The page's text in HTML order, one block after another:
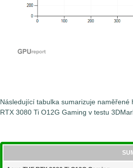
Následující tabulka sumarizuje
RTX 3080 Ti O12G Gaming v testu